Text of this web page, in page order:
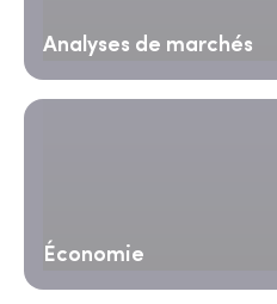
Analyses de marchés
Économie